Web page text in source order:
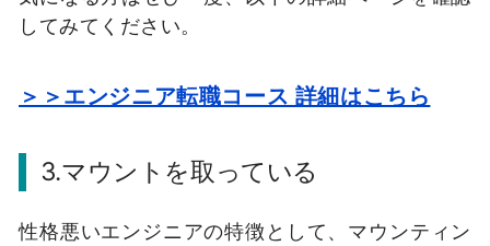
してみてください。
＞＞エンジニア転職コース 詳細はこちら
3.マウントを取っている
性格悪いエンジニアの特徴として、マウンティン